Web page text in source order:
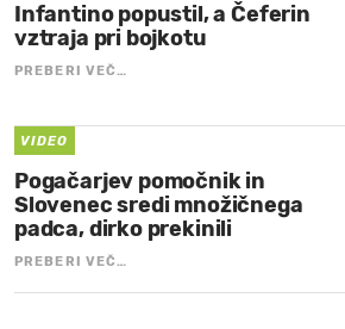
Infantino popustil, a Čeferin
vztraja pri bojkotu
PREBERI VEČ…
VIDEO
Pogačarjev pomočnik in
Slovenec sredi množičnega
padca, dirko prekinili
PREBERI VEČ…